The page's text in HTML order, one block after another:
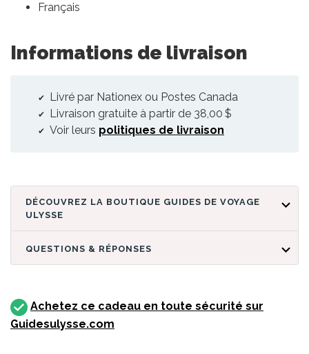
Français
Informations de livraison
Livré par Nationex ou Postes Canada
Livraison gratuite à partir de 38,00 $
Voir leurs politiques de livraison
DÉCOUVREZ LA BOUTIQUE GUIDES DE VOYAGE
ULYSSE
QUESTIONS & RÉPONSES
Achetez ce cadeau en toute sécurité sur
Guidesulysse.com